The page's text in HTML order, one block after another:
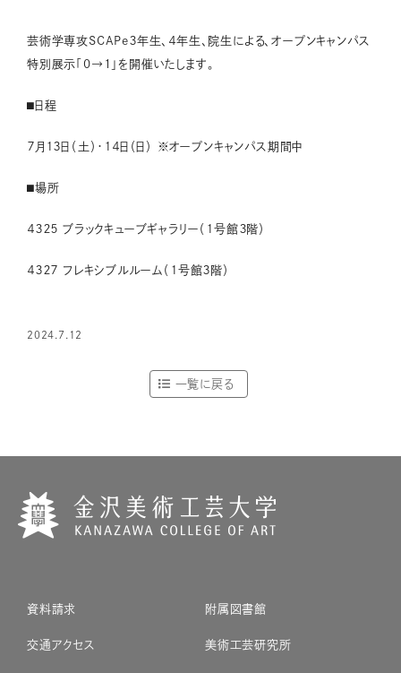
芸術学専攻SCAPe３年生、４年生、院生による、オープンキャンパス
特別展示「0→1」を開催いたします。
⬛︎日程
７月１３日（土）・１４日（日） ※オープンキャンパス期間中
⬛︎場所
４３２５ ブラックキューブギャラリー（１号館３階）
４３２７ フレキシブルルーム（１号館３階）
2024.7.12
一覧に戻る
資料請求
交通アクセス
附属図書館
美術工芸研究所